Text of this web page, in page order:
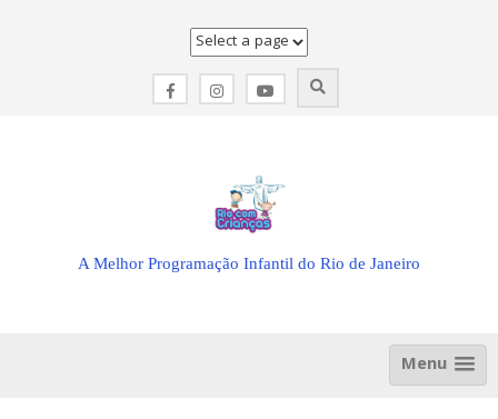
A Melhor Programação Infantil do Rio de Janeiro
Menu